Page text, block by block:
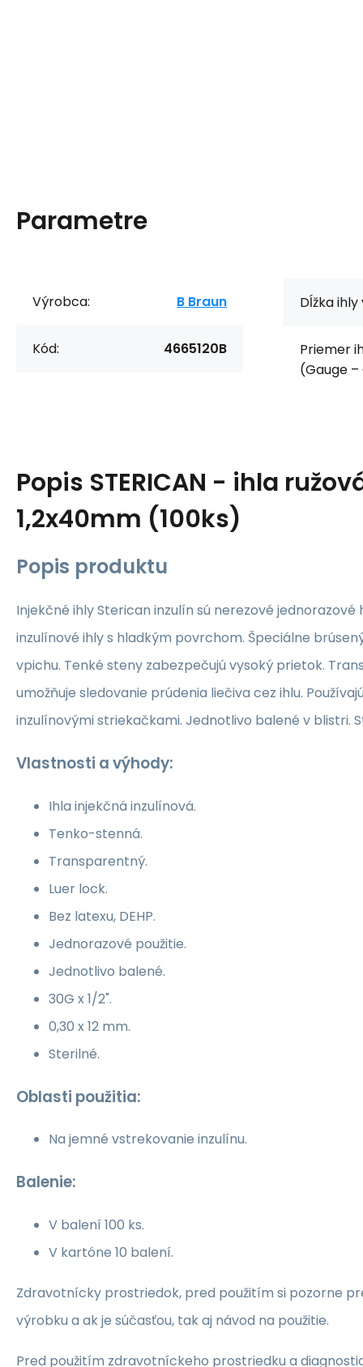
Parametre
Výrobca: B Braun
Kód: 4665120B
Dĺžka
Priemer
(Gauge –
Popis STERICAN - ihla
1,2x40mm (100ks)
Popis produktu
Injekčné ihly Sterican inzulín sú nerezové
inzulínové ihly s hladkým povrchom. Špeciálne
vpichu. Tenké steny zabezpečujú vysoký prietok.
umožňuje sledovanie prúdenia liečiva cez ihlu.
inzulínovými striekačkami. Jednotlivo balené v blistri.
Vlastnosti a výhody:
Ihla injekčná inzulínová.
Tenko-stenná.
Transparentný.
Luer lock.
Bez latexu, DEHP.
Jednorazové použitie.
Jednotlivo balené.
30G x 1/2".
0,30 x 12 mm.
Sterilné.
Oblasti použitia:
Na jemné vstrekovanie inzulínu.
Balenie:
V balení 100 ks.
V kartóne 10 balení.
Zdravotnícky prostriedok, pred použitím si pozorne
výrobku a ak je súčasťou, tak aj návod na použitie.
Pred použitím zdravotníckeho prostriedku a